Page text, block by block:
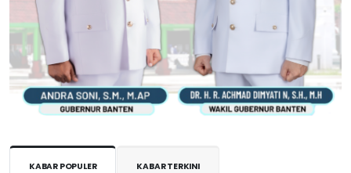
KABAR POPULER KABAR TERKINI